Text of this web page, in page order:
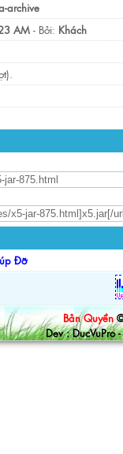
archive
AM - Bởi: Khách
Đỡ
Bản Quyền
Dev : DucVuPro